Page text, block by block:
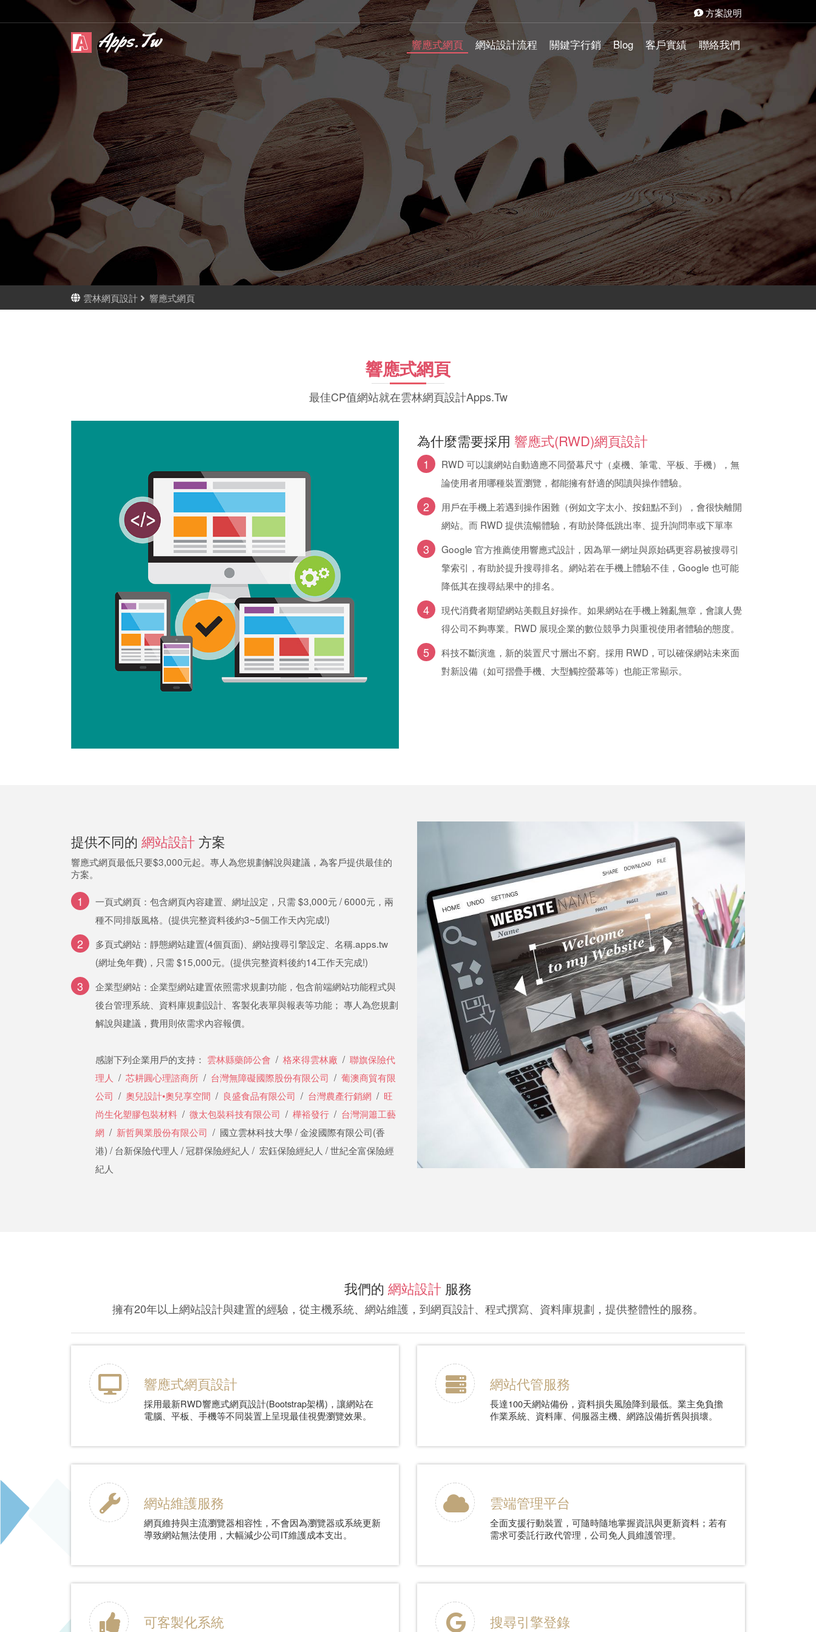
方案說明
響應式網頁 網站設計流程 關鍵字行銷 Blog 客戶實績 聯絡我們
雲林網頁設計 響應式網頁
響應式網頁
最佳CP值網站就在雲林網頁設計Apps.Tw
為什麼需要採用 響應式(RWD)網頁設計
1
RWD 可以讓網站自動適應不同螢幕尺寸（桌機、筆電、平板、手機），無
論使用者用哪種裝置瀏覽，都能擁有舒適的閱讀與操作體驗。
2
用戶在手機上若遇到操作困難（例如文字太小、按鈕點不到），會很快離開
網站。而 RWD 提供流暢體驗，有助於降低跳出率、提升詢問率或下單率
3
Google 官方推薦使用響應式設計，因為單一網址與原始碼更容易被搜尋引
擎索引，有助於提升搜尋排名。網站若在手機上體驗不佳，Google 也可能
降低其在搜尋結果中的排名。
4
現代消費者期望網站美觀且好操作。如果網站在手機上雜亂無章，會讓人覺
得公司不夠專業。RWD 展現企業的數位競爭力與重視使用者體驗的態度。
5
科技不斷演進，新的裝置尺寸層出不窮。採用 RWD，可以確保網站未來面
對新設備（如可摺疊手機、大型觸控螢幕等）也能正常顯示。
提供不同的 網站設計方案
響應式網頁最低只要$3,000元起。專人為您規劃解說與建議，為客戶提供最佳的
方案。
1
一頁式網頁：包含網頁內容建置、網址設定，只需 $3,000元 / 6000元，兩
種不同排版風格。(提供完整資料後約3~5個工作天內完成!)
2
多頁式網站：靜態網站建置(4個頁面)、網站搜尋引擎設定、名稱.apps.tw
(網址免年費)，只需 $15,000元。(提供完整資料後約14工作天完成!)
3
企業型網站：企業型網站建置依照需求規劃功能，包含前端網站功能程式與
後台管理系統、資料庫規劃設計、客製化表單與報表等功能； 專人為您規劃
解說與建議，費用則依需求內容報價。
感謝下列企業用戶的支持： 雲林縣藥師公會 / 格來得雲林廠 / 聯旗保險代
理人 / 芯耕圓心理諮商所 / 台灣無障礙國際股份有限公司 / 葡澳商貿有限
公司 / 奧兒設計•奧兒享空間 / 良盛食品有限公司 / 台灣農產行銷網 / 旺
尚生化塑膠包裝材料 / 微太包裝科技有限公司 / 樺裕發行 / 台灣洞簫工藝
網 / 新哲興業股份有限公司 / 國立雲林科技大學 / 金浚國際有限公司(香
港) / 台新保險代理人 / 冠群保險經紀人 / 宏鈺保險經紀人 / 世紀全富保險經
紀人
我們的 網站設計 服務
擁有20年以上網站設計與建置的經驗，從主機系統、網站維護，到網頁設計、程式撰寫、資料庫規劃，提供整體性的服務。
響應式網頁設計
採用最新RWD響應式網頁設計(Bootstrap架構)，讓網站在
電腦、平板、手機等不同裝置上呈現最佳視覺瀏覽效果。
網站代管服務
長達100天網站備份，資料損失風險降到最低。業主免負擔
作業系統、資料庫、伺服器主機、網路設備折舊與損壞。
網站維護服務
網頁維持與主流瀏覽器相容性，不會因為瀏覽器或系統更新
導致網站無法使用，大幅減少公司IT維護成本支出。
雲端管理平台
全面支援行動裝置，可隨時隨地掌握資訊與更新資料；若有
需求可委託行政代管理，公司免人員維護管理。
可客製化系統 搜尋引擎登錄